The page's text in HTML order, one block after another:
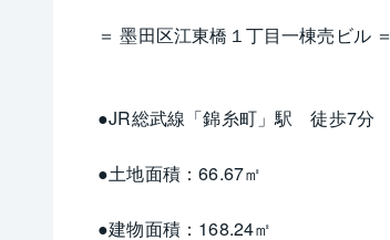
＝ 墨田区江東橋１丁目一棟売ビル ＝
●JR総武線「錦糸町」駅　徒歩7分
●土地面積：66.67㎡
●建物面積：168.24㎡